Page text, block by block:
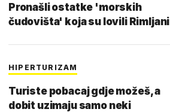
Pronašli ostatke 'morskih
čudovišta' koja su lovili Rimljani
HIPERTURIZAM
Turiste pobacaj gdje možeš, a
dobit uzimaju samo neki